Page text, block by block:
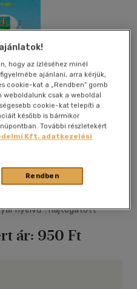
Megosztom
nyelvű|hajtogatott
ár: 950 Ft
hogy az ízléséhez minél
ajánlani, arra kérjük,
cookie-kat a „Rendben” gomb
weboldalunk csak a weboldal
cookie-kat telepíti a
később is bármikor
További részletekért
Kft. adatkezelési
Rendben